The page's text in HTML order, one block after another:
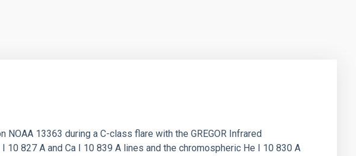
13363 during a C-class flare with the GREGOR Infrared
827 A and Ca I 10 839 A lines and the chromospheric He I 10 830 A